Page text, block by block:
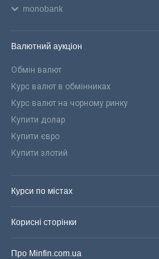
monobank
Валютний аукціон
Обмін валют
Курс валют в обмінниках
Курс валют на чорному ринку
Купити долар
Купити євро
Купити злотий
Курси по містах
Корисні сторінки
Про Minfin.com.ua